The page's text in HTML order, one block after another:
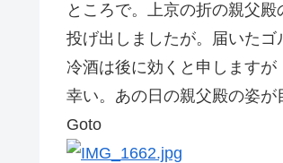
ところで。上京の折の親父
投げ出しましたが。届いた
冷酒は後に効くと申しますが
幸い。あの日の親父殿の姿が
Goto